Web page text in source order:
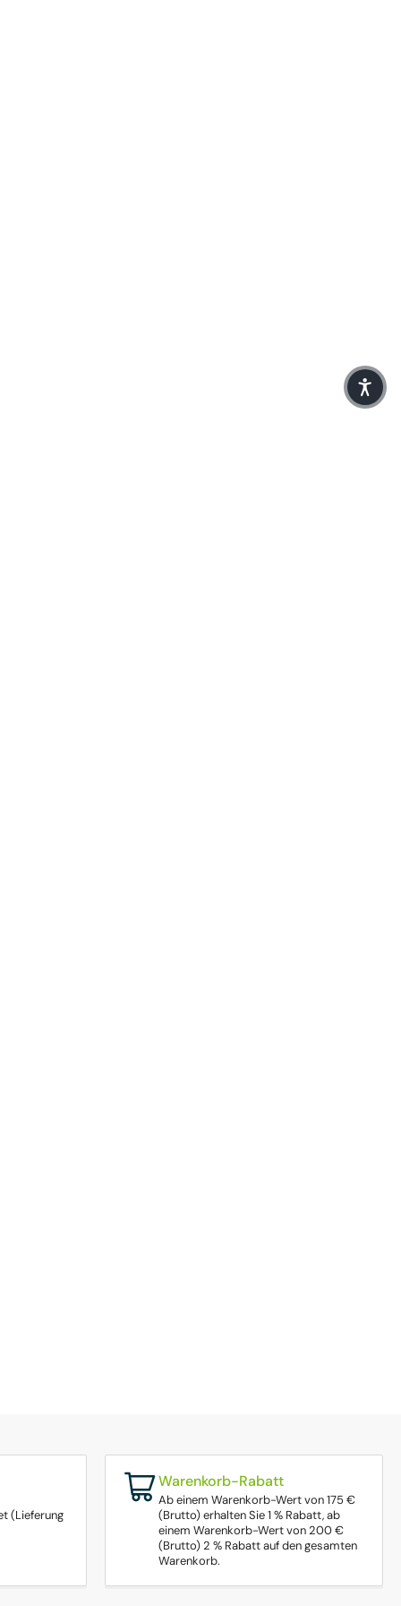
(Lieferung
Warenkorb-Rabatt
Ab einem Warenkorb-Wert von 175 €
(Brutto) erhalten Sie 1 % Rabatt, ab
einem Warenkorb-Wert von 200 €
(Brutto) 2 % Rabatt auf den gesamten
Warenkorb.